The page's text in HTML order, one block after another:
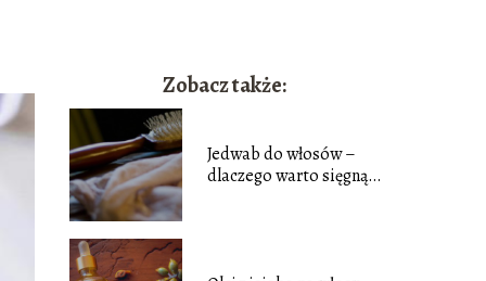
Zobacz także:
Jedwab do włosów –
dlaczego warto sięgnąć